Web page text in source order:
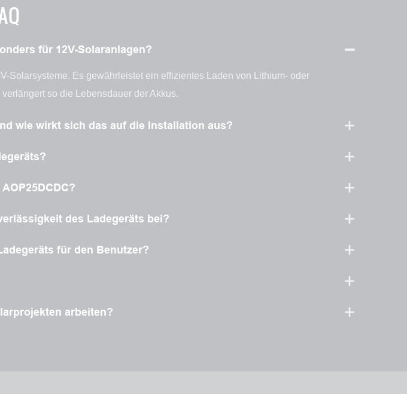
für 12V-Solaranlagen?
Solarsysteme. Es gewährleistet ein effizientes Laden von Lithium- oder
so die Lebensdauer der Akkus.
wie wirkt sich das auf die Installation aus?
des Ladegeräts bei?
für den Benutzer?
arbeiten?